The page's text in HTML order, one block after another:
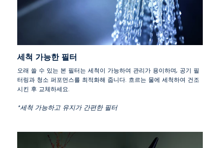
세척 가능한 필터
오래 쓸 수 있는 본 필터는 세척이 가능하여 관리가 용이하며, 공기 필
터링과 청소 퍼포먼스를 최적화해 줍니다. 흐르는 물에 세척하여 건조
시킨 후 교체하세요.
*세척 가능하고 유지가 간편한 필터